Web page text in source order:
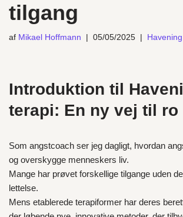
tilgang
af Mikael Hoffmann 05/05/2025 Havening
Introduktion til
terapi: En ny vej til ro
Som angstcoach ser jeg dagligt, hvordan
og overskygge menneskers liv.
Mange har prøvet forskellige tilgange uden
lettelse.
Mens etablerede terapiformer har deres